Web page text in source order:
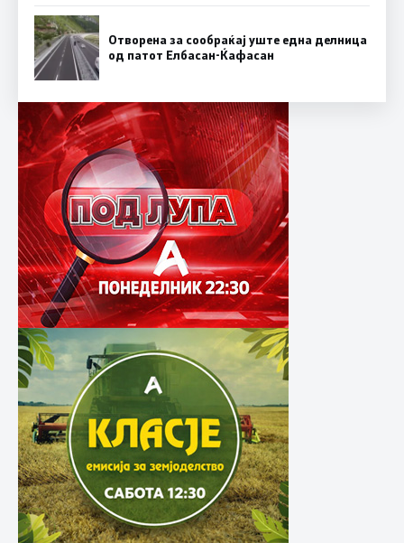
Отворена за сообраќај уште една делница
од патот Елбасан-Ќафасан